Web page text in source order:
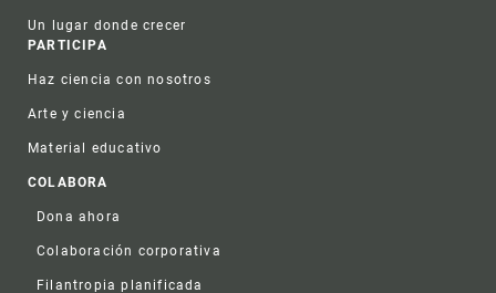
Un lugar donde crecer
PARTICIPA
Haz ciencia con nosotros
Arte y ciencia
Material educativo
COLABORA
Dona ahora
Colaboración corporativa
Filantropia planificada